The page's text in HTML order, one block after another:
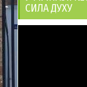
СИЛА ДУХУ